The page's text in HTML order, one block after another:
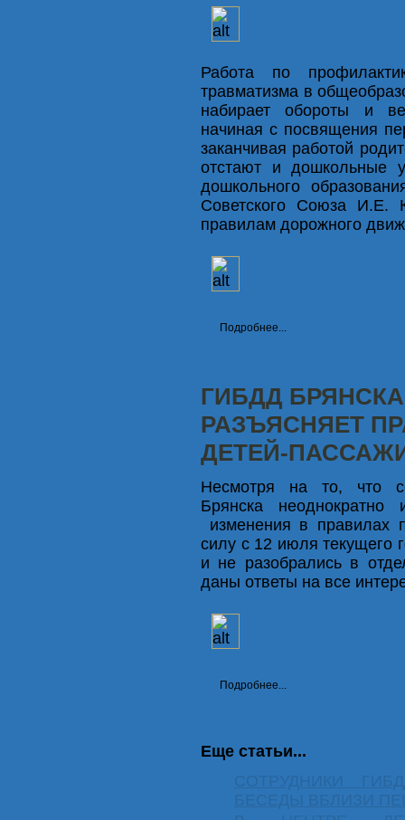
Работа по
травматизма в
набирает обороты и
начиная с посвящения
заканчивая работой
отстают и дошкольные
дошкольного
Советского Союза И.Е.
правилам дорожного
Подробнее...
ГИБДД
РАЗЪЯСНЯЕТ
ДЕТЕЙ-
Несмотря на то, что
Брянска
изменения в правилах
силу с 12 июля текущего
и не разобрались в
даны ответы на все
Подробнее...
Еще статьи...